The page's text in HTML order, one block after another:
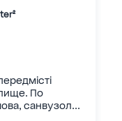
По
санвузол...